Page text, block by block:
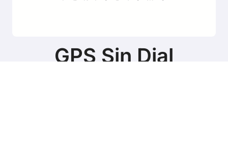
GPS Sin Dial